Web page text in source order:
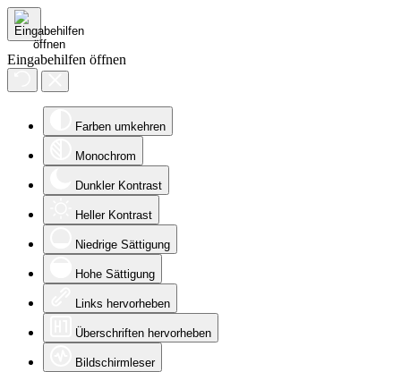
Eingabehilfen öffnen
Farben umkehren
Monochrom
Dunkler Kontrast
Heller Kontrast
Niedrige Sättigung
Hohe Sättigung
Links hervorheben
Überschriften hervorheben
Bildschirmleser